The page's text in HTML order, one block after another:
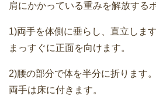
肩にかかっている重みを解放する
1)両手を体側に垂らし、直立しま
まっすぐに正面を向けます。
2)腰の部分で体を半分に折ります
両手は床に付きます。